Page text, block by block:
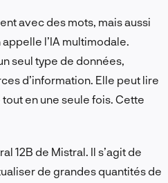
avec des mots, mais aussi
l’IA multimodale.
seul type de données,
d’information. Elle peut lire
en une seule fois. Cette
12B de Mistral. Il s’agit de
de grandes quantités de